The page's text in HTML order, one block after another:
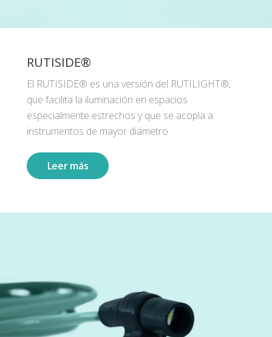
RUTISIDE®
El RUTISIDE® es una versión del RUTILIGHT®,
que facilita la iluminación en espacios
especialmente estrechos y que se acopla a
instrumentos de mayor diámetro.
Leer más